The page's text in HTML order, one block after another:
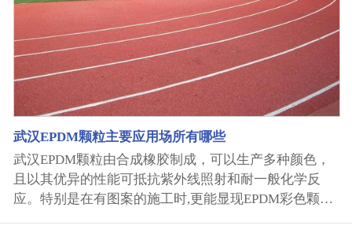
的填充料(胶粉或胶粒或砂)含水量高(填充物淋湿或发
霉)，也会导致场地起泡。泡的大小看水汽多少，水汽越
大泡越大。2、材料本身含水量高材料在运输和现场存
放过程中，有可能由于包装破损、裂缝造成进水，所以
在施工前也必须进行包装桶的仔细检查或现场做小样试
验，试验无误后才可大规模施工。由于材料出厂时水份
超标，造成的是整场起泡，泡的大小看水汽多少，水汽
越大泡越大。部分包装桶损坏造成的是局部起泡，泡的
大小看水汽多少，水汽越大泡越大。3、施工时的空气
湿度原因施工人员在施工塑胶跑...
武汉EPDM颗粒主要应用场所有哪些
武汉EPDM颗粒由合成橡胶制成，可以生产多种颜色，
且以其优异的性能可抵抗紫外线照射和耐一般化学反
应。特别是在有图案的施工时,更能显现EPDM彩色颗粒